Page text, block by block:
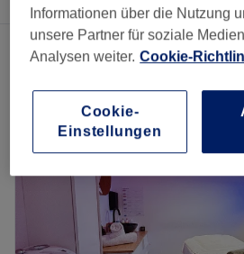
Jean D'Arcel in
Informationen über die Nutzung
unsere Partner für soziale
Analysen weiter. Cookie-
Cookie-
Einstellungen